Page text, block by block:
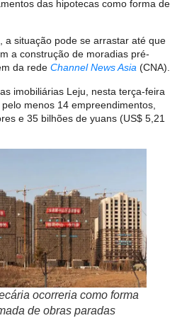
das hipotecas como forma de
a situação pode se arrastar até que
a construção de moradias pré-
da rede Channel News Asia (CNA).
imobiliárias Leju, nesta terça-feira
menos 14 empreendimentos,
e 35 bilhões de yuans (US$ 5,21
ocorreria como forma
de obras paradas